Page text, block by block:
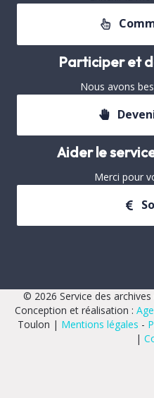
Participer et
Nous avons
Aider le
Merci pour
© 2026 Service des
Conception et réalisation :
Toulon | Mentions légales -
|